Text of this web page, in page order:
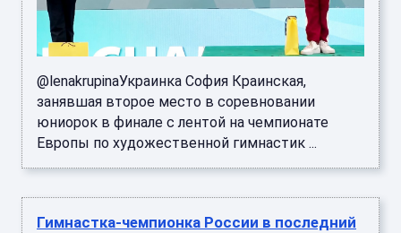
@lenakrupinaУкраинка София Краинская,
занявшая второе место в соревновании
юниорок в финале с лентой на чемпионате
Европы по художественной гимнастик ...
Гимнастка-чемпионка России в последний